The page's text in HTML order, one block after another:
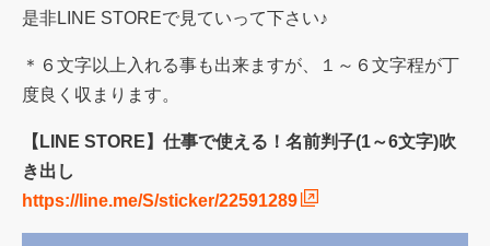
是非LINE STOREで見ていって下さい♪
＊６文字以上入れる事も出来ますが、１～６文字程が丁
度良く収まります。
【LINE STORE】仕事で使える！名前判子(1～6文字)吹
き出し
https://line.me/S/sticker/22591289